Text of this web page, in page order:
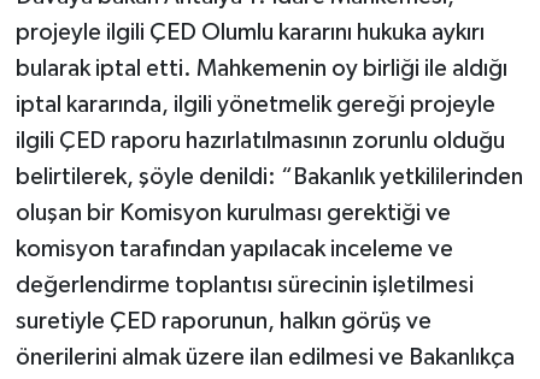
projeyle ilgili ÇED Olumlu kararını hukuka aykırı
bularak iptal etti. Mahkemenin oy birliği ile aldığı
iptal kararında, ilgili yönetmelik gereği projeyle
ilgili ÇED raporu hazırlatılmasının zorunlu olduğu
belirtilerek, şöyle denildi: “Bakanlık yetkililerinden
oluşan bir Komisyon kurulması gerektiği ve
komisyon tarafından yapılacak inceleme ve
değerlendirme toplantısı sürecinin işletilmesi
suretiyle ÇED raporunun, halkın görüş ve
önerilerini almak üzere ilan edilmesi ve Bakanlıkça